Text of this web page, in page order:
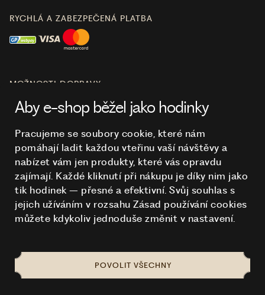
O NÁKUPU
HODINKY
RYCHLÁ A ZABEZPEČENÁ PLATBA
MOŽNOSTI DOPRAVY
Aby e-shop běžel jako hodinky
Pracujeme se soubory cookie, které nám
pomáhají ladit každou vteřinu vaší návštěvy a
nabízet vám jen produkty, které vás opravdu
zajímají. Každé kliknutí při nákupu je díky nim jako
tik hodinek – přesné a efektivní. Svůj souhlas s
jejich užíváním v rozsahu Zásad používání cookies
můžete kdykoliv jednoduše změnit v nastavení.
POVOLIT VŠECHNY